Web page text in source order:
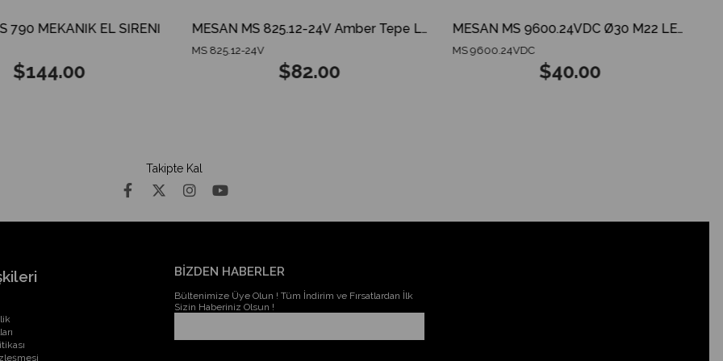
790 MEKANİK EL SİRENİ
$144.00
MESAN MS 825.12-24V Amber Tepe Lambası ECE R65 ECE R10 3 MODES SPARKING DOME
MS 825.12-24V
$82.00
MESAN MS 9600.24VDC Ø30 M22 LED Indikatör GX12 Konnektör RGY Siyah Gövde
MS 9600.24VDC
$40.00
Takipte Kal
BİZDEN HABERLER
Bültenimize Üye Olun ! Tüm İndirim ve Fırsatlardan İlk
Sizin Haberiniz Olsun !